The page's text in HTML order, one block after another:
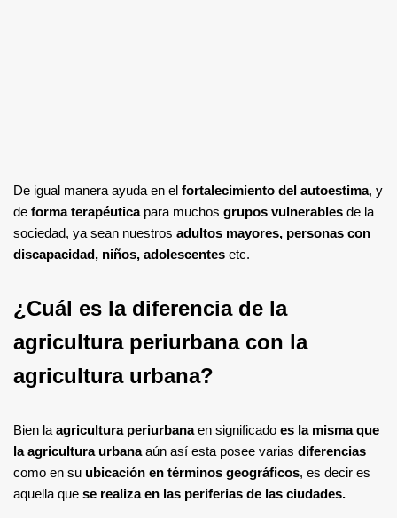
De igual manera ayuda en el fortalecimiento del autoestima, y
de forma terapéuticapara muchos grupos vulnerables de la
sociedad, ya sean nuestros adultos mayores, personas con
discapacidad, niños, adolescentes etc.
¿Cuál es la diferencia de la
agricultura periurbana con la
agricultura urbana?
Bien la agricultura periurbanaen significado es la misma que
la agricultura urbanaaún así esta posee varias diferencias
como en su ubicación en términos geográficos, es decir es
aquella que se realiza en las periferias de las ciudades.